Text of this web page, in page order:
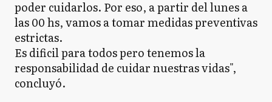
poder cuidarlos. Por eso, a partir del lunes a
las 00 hs, vamos a tomar medidas preventivas
estrictas.
Es dificil para todos pero tenemos la
responsabilidad de cuidar nuestras vidas",
concluyó.